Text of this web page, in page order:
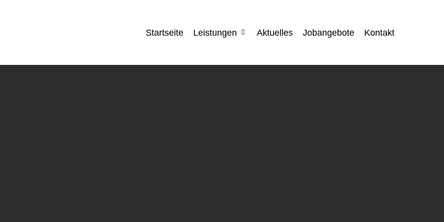
Startseite Leistungen Aktuelles Jobangebote Kontakt